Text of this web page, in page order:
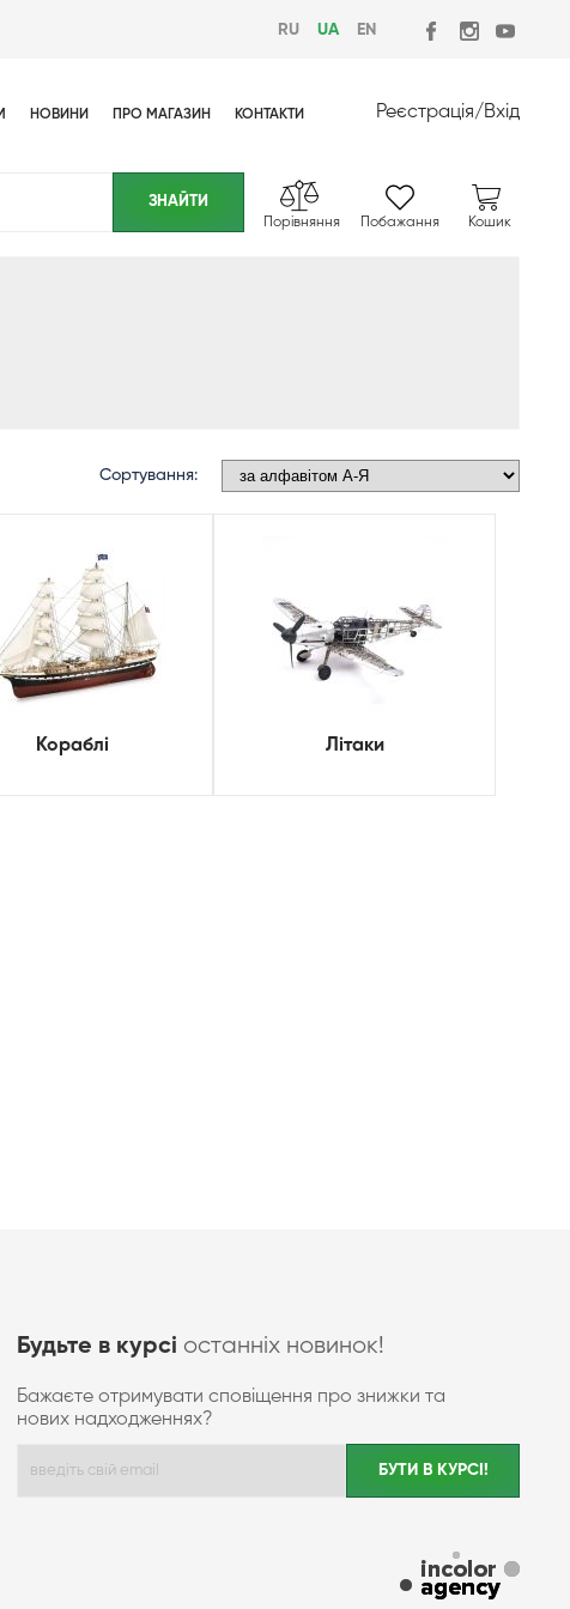
RU UA EN
НОВИНИ ПРО МАГАЗИН КОНТАКТИ Реєстрація/Вхід
Порівняння Побажання Кошик
Сортування:
Кораблі Літаки
Будьте в курсі останніх новинок!
Бажаєте отримувати сповіщення про знижки та
нових надходженнях?